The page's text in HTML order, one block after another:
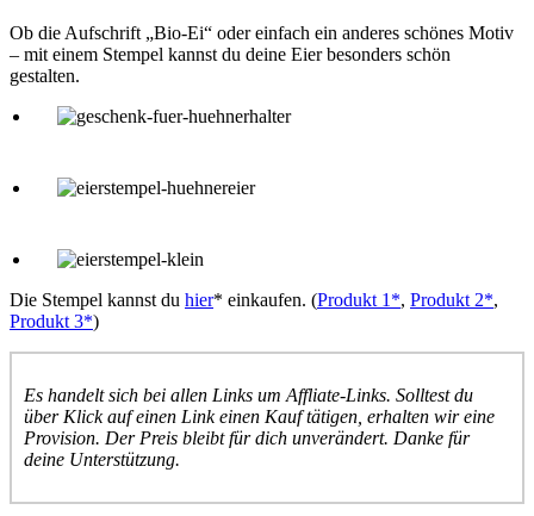
Ob die Aufschrift „Bio-Ei“ oder einfach ein anderes schönes Motiv
– mit einem Stempel kannst du deine Eier besonders schön
gestalten.
Die Stempel kannst du hier* einkaufen. (Produkt 1*, Produkt 2*,
Produkt 3*)
Es handelt sich bei allen Links um Affliate-Links. Solltest du
über Klick auf einen Link einen Kauf tätigen, erhalten wir eine
Provision. Der Preis bleibt für dich unverändert. Danke für
deine Unterstützung.